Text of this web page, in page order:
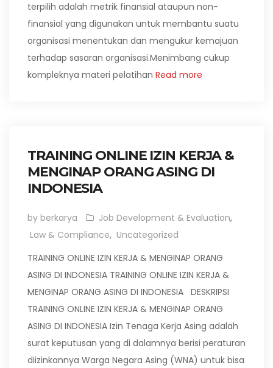
terpilih adalah metrik finansial ataupun non-
finansial yang digunakan untuk membantu suatu
organisasi menentukan dan mengukur kemajuan
terhadap sasaran organisasi.Menimbang cukup
kompleknya materi pelatihan Read more
TRAINING ONLINE IZIN KERJA &
MENGINAP ORANG ASING DI
INDONESIA
by berkarya Job Development & Evaluation,
Law & Compliance, Uncategorized
TRAINING ONLINE IZIN KERJA & MENGINAP ORANG
ASING DI INDONESIA TRAINING ONLINE IZIN KERJA &
MENGINAP ORANG ASING DI INDONESIA DESKRIPSI
TRAINING ONLINE IZIN KERJA & MENGINAP ORANG
ASING DI INDONESIA Izin Tenaga Kerja Asing adalah
surat keputusan yang di dalamnya berisi peraturan
diizinkannya Warga Negara Asing (WNA) untuk bisa